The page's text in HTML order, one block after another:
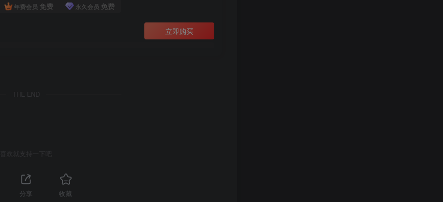
年费会员 免费 永久会员 免费
立即购买
THE END
喜欢就支持一下吧
分享 收藏